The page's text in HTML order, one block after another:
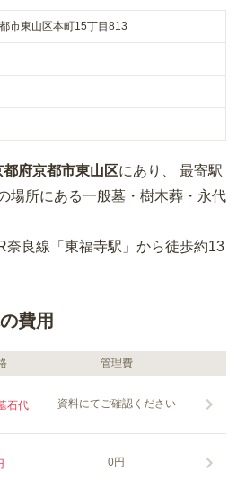
市東山区本町15丁目813
都府京都市東山区にあり、 最寄駅
場所にある一般墓・樹木葬・永代
奈良線「東福寺駅」から徒歩約13
費用
管理費
石代 資料にてご確認ください
0円